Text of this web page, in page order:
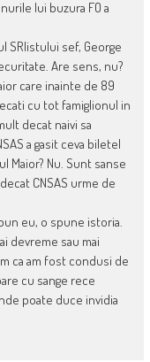
lui buzura FO a
SRIistului sef, George
Are sens, nu?
care inainte de 89
cu tot famiglionul in
decat naivi sa
a gasit ceva biletel
Maior? Nu. Sunt sanse
CNSAS urme de
eu, o spune istoria.
devreme sau mai
ca am fost condusi de
cu sange rece
poate duce invidia